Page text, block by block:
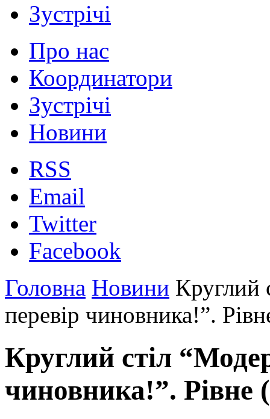
Зустрічі
Про нас
Координатори
Зустрічі
Новини
RSS
Email
Twitter
Facebook
Головна Новини Круглий
перевір чиновника!”.
Круглий стіл
чиновника!”. Рівне